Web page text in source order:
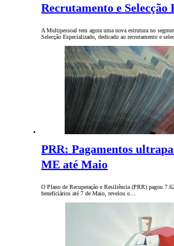
Recrutamento e Selecção
A Multipessoal tem agora uma nova estrutura no
Selecção Especializado, dedicado ao recrutamento e
PRR: Pagamentos
ME até Maio
O Plano de Recuperação e Resiliência (PRR) pagou
beneficiários até 7 de Maio, revelou o…